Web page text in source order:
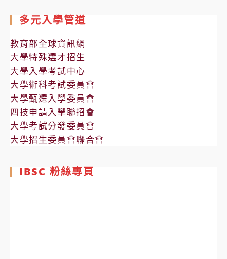
多元入學管道
教育部全球資訊網
大學特殊選才招生
大學入學考試中心
大學術科考試委員會
大學甄選入學委員會
四技申請入學聯招會
大學考試分發委員會
大學招生委員會聯合會
IBSC 粉絲專頁